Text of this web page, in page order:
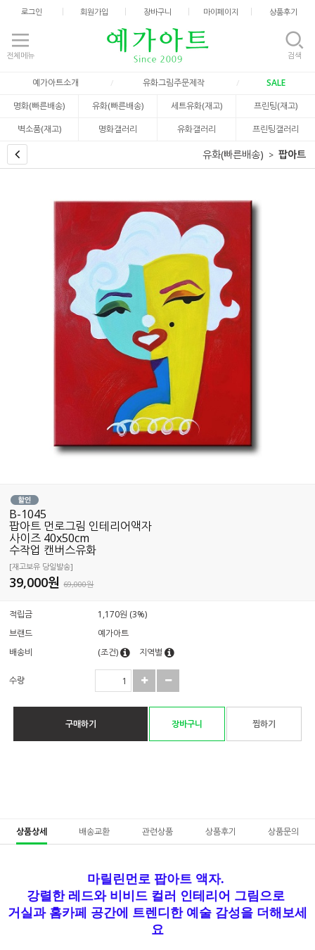
로그인 회원가입 장바구니 마이페이지 상품후기
전체메뉴 검색
예가아트소개 유화그림주문제작
SALE
명화(빠른배송)
유화(빠른배송) 세트유화(재고)
프린팅(재고)
벽소품(재고)
명화갤러리 유화갤러리 프린팅갤러리
유화(빠른배송) 팝아트
B-1045
팝아트 먼로그림 인테리어액자
사이즈 40x50cm
수작업 캔버스유화
[재고보유 당일발송]
39,000원69,000원
적립금
1,170원 (3%)
브랜드
예가아트
배송비
(조건) 지역별
수량
구매하기 장바구니 찜하기
상품상세 배송교환 관련상품 상품후기 상품문의
마릴린먼로 팝아트 액자.
강렬한 레드와 비비드 컬러 인테리어 그림으로
거실과 홈카페 공간에 트렌디한 예술 감성을 더해보세
요